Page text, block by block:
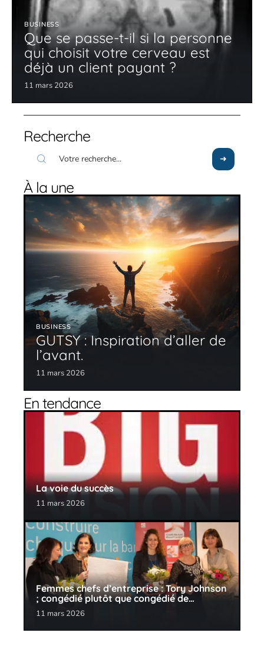
BUSINESS
Que se passe-t-il si la personne
qui choisit votre cerveau est
déjà un client payant ?
11 mars 2026
Recherche
À la une
BUSINESS
GUTSY : Inspiration d’aller de
l’avant.
11 mars 2026
En tendance
La voie du succès
11 mars 2026
Femmes chefs d’entreprise : Tory Johnson
; congédié plutôt que congédié de…
11 mars 2026